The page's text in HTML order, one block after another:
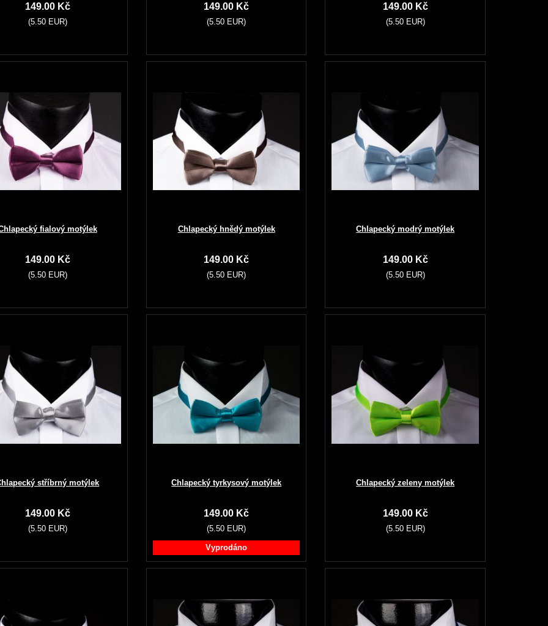
149.00 Kč
(5.50 EUR)
149.00 Kč
(5.50 EUR)
149.00 Kč
(5.50 EUR)
fialový motýlek
149.00 Kč
(5.50 EUR)
Chlapecký hnědý motýlek
149.00 Kč
(5.50 EUR)
Chlapecký modrý motýlek
149.00 Kč
(5.50 EUR)
stříbrný motýlek
149.00 Kč
(5.50 EUR)
Chlapecký tyrkysový motýlek
149.00 Kč
(5.50 EUR)
Vyprodáno
Chlapecký zeleny motýlek
149.00 Kč
(5.50 EUR)